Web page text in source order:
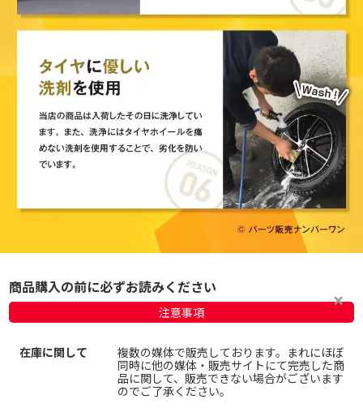
商品購入の前に必ずお読みください
注意事項
在庫に関して
複数の媒体で販売しております。まれにほぼ
同時に他の媒体・販売サイトにて完売した商
品に関して、販売できない場合がございます
のでご了承ください。